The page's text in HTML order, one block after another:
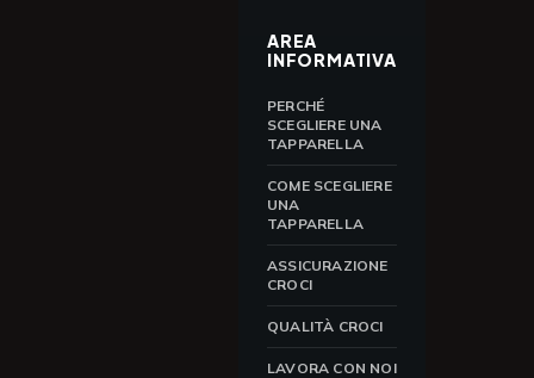
AREA
INFORMATIVA
PERCHÉ
SCEGLIERE UNA
TAPPARELLA
COME SCEGLIERE
UNA
TAPPARELLA
ASSICURAZIONE
CROCI
QUALITÀ CROCI
LAVORA CON NOI